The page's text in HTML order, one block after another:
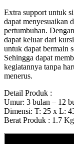
Extra support untuk
dapat menyesuaikan
pertumbuhan.
dapat keluar dari
untuk dapat bermain
Sehingga dapat
kegiatannya tanpa
menerus.
Detail Produk :
Umur: 3 bulan – 12
Dimensi: T: 25 x L:
Berat Produk : 1.7 Kg